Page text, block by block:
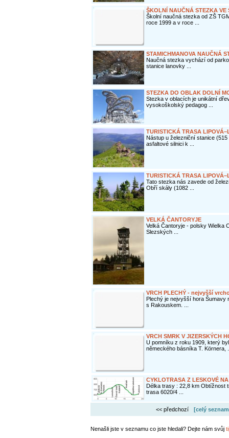
ŠKOLNÍ NAUČNÁ STEZKA VE
Školní naučná stezka od ZŠ
roce 1999 a v roce ...
STAMICHMANOVA NAUČNÁ
Naučná stezka vychází od
stanice lanovky ...
STEZKA DO OBLAK DOLNÍ
Stezka v oblacích je unikátní
vysokoškolský pedagog ...
TURISTICKÁ TRASA
Nástup u železniční stanice
asfaltové silnici k ...
TURISTICKÁ TRASA
Tato stezka nás zavede od
Obří skály (1082 ...
VELKÁ ČANTORYJE
Velká Čantoryje - polsky Wielka
Slezských ...
VRCH PLECHÝ - nejvyšší
Plechý je nejvyšší hora Šumavy
s Rakouskem. ...
VRCH SMRK V JIZERSKÝCH
U pomníku z roku 1909, který
německého básníka T. Körnera,
CYKLOTRASA Z LESKOVÉ
Délka trasy : 22,8 km Obtížnost
trasa 6020/4 ...
<< předchozí [celý
Nenašli jste v seznamu co jste hledali? Dejte nám svůj